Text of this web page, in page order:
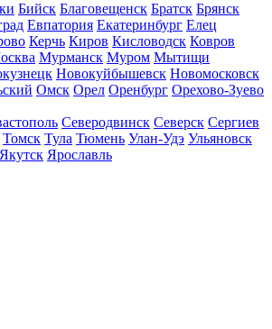
Бийск Благовещенск Братск Брянск
Евпатория Екатеринбург Елец
Керчь Киров Кисловодск Ковров
Мурманск Муром Мытищи
Новокуйбышевск Новомосковск
Омск Орел Оренбург Орехово-Зуево
Северодвинск Северск Сергиев
Томск Тула Тюмень Улан-Удэ Ульяновск
Якутск Ярославль